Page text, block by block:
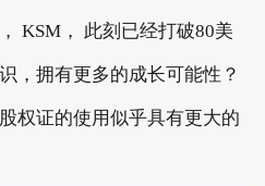
KSM， 此刻已经打破80美
，拥有更多的成长可能性？
权证的使用似乎具有更大的